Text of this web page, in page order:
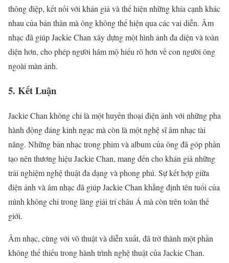
thông điệp, kết nối với khán giả và thể hiện những khía cạnh khác
nhau của bản thân mà ông không thể hiện qua các vai diễn. Âm
nhạc đã giúp Jackie Chan xây dựng một hình ảnh đa diện và toàn
diện hơn, cho phép người hâm mộ hiểu rõ hơn về con người ông
ngoài màn ảnh.
5. Kết Luận
Jackie Chan không chỉ là một huyền thoại điện ảnh với những pha
hành động đáng kinh ngạc mà còn là một nghệ sĩ âm nhạc tài
năng. Những bản nhạc trong phim và album của ông đã góp phần
tạo nên thương hiệu Jackie Chan, mang đến cho khán giả những
trải nghiệm nghệ thuật đa dạng và phong phú. Sự kết hợp giữa
điện ảnh và âm nhạc đã giúp Jackie Chan khẳng định tên tuổi của
mình không chỉ trong làng giải trí châu Á mà còn trên toàn thế
giới.
Âm nhạc, cùng với võ thuật và diễn xuất, đã trở thành một phần
không thể thiếu trong hành trình nghệ thuật của Jackie Chan.